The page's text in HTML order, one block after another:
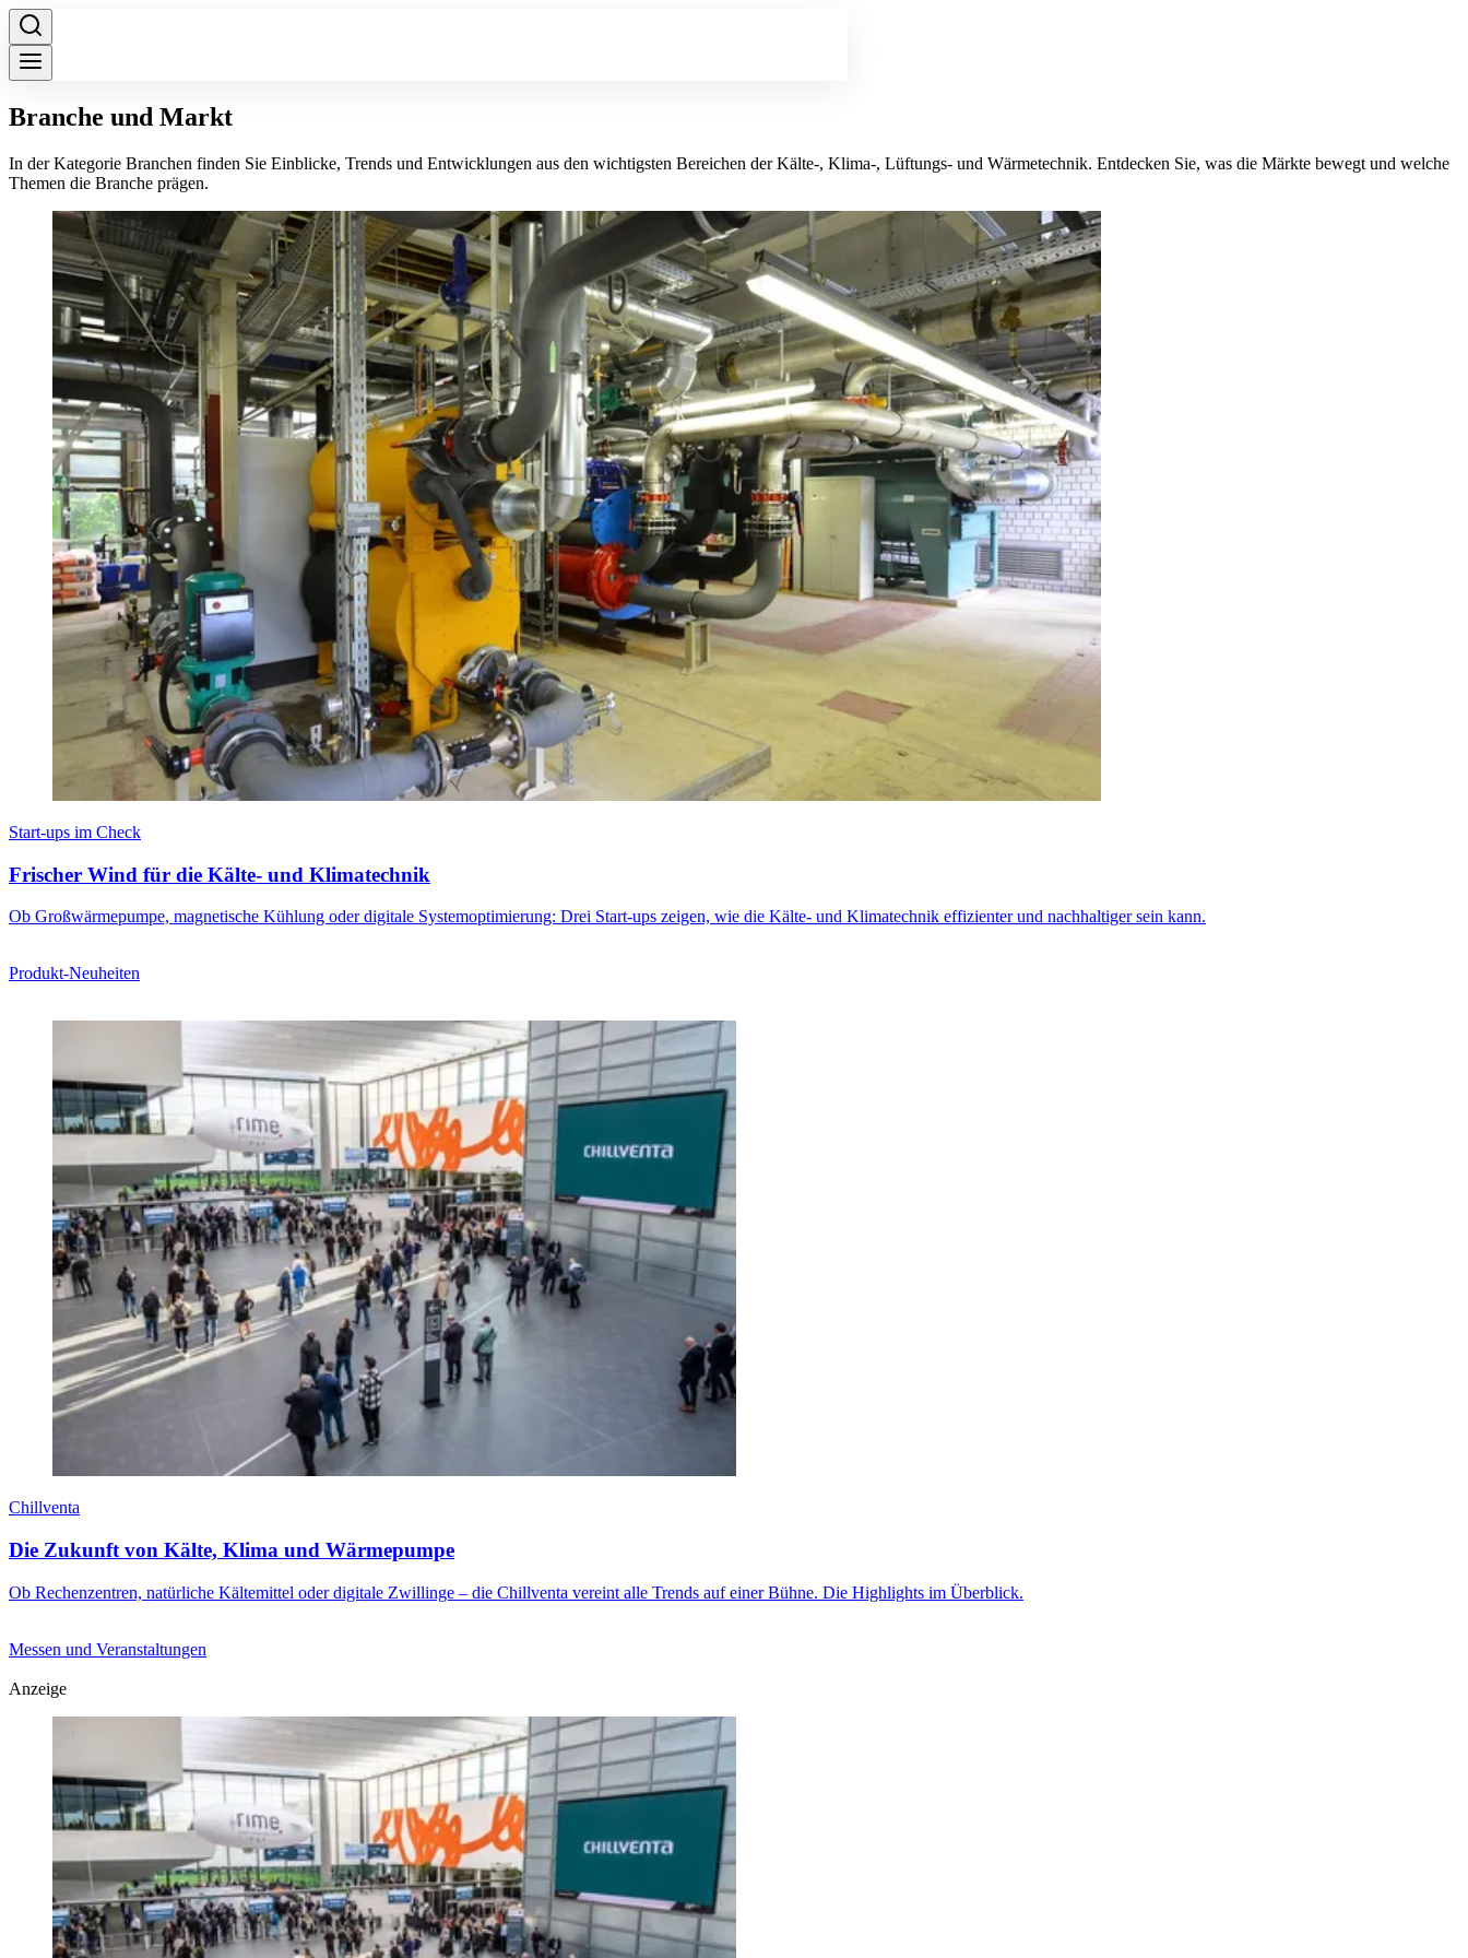
Branche und Markt
In der Kategorie Branchen finden Sie Einblicke, Trends und Entwicklungen aus den wichtigsten Bereichen der Kälte-, Klima-, Lüftungs- und Wärmetechnik. Entdecken Sie, was die Märkte bewegt und welche
Themen die Branche prägen.
Start-ups im Check
Frischer Wind für die Kälte- und Klimatechnik
Ob Großwärmepumpe, magnetische Kühlung oder digitale Systemoptimierung: Drei Start-ups zeigen, wie die Kälte- und Klimatechnik effizienter und nachhaltiger sein kann.
Produkt-Neuheiten
Chillventa
Die Zukunft von Kälte, Klima und Wärmepumpe
Ob Rechenzentren, natürliche Kältemittel oder digitale Zwillinge – die Chillventa vereint alle Trends auf einer Bühne. Die Highlights im Überblick.
Messen und Veranstaltungen
Anzeige